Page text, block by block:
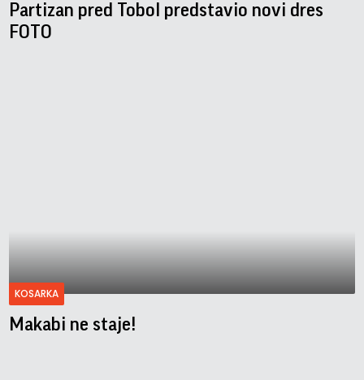
Partizan pred Tobol predstavio novi dres
FOTO
KOSARKA
Makabi ne staje!